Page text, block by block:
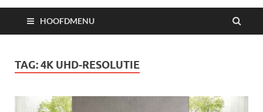
HOOFDMENU
TAG:4K UHD-RESOLUTIE